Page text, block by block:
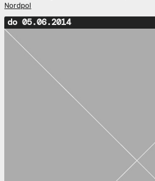
Nordpol
do 05.06.2014